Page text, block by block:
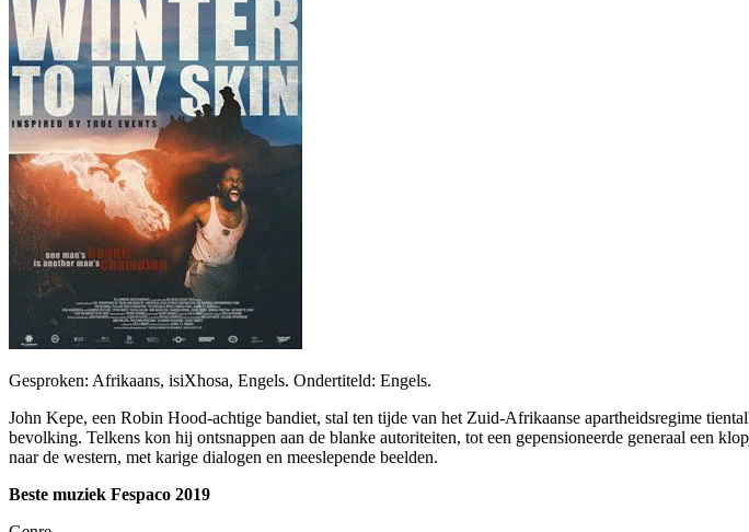
Gesproken: Afrikaans, isiXhosa, Engels. Ondertiteld: Engels.
John Kepe, een Robin Hood-achtige bandiet, stal ten tijde van het Zuid-Afrikaanse apartheidsregime
bevolking. Telkens kon hij ontsnappen aan de blanke autoriteiten, tot een gepensioneerde generaal een
naar de western, met karige dialogen en meeslepende beelden.
Beste muziek Fespaco 2019